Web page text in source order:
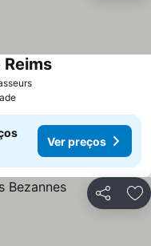
Ver preços
Partilhar